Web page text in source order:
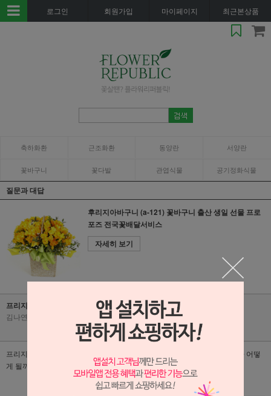
로그인 회원가입 마이페이지 최근본상품
축하화환 근조화환 동양란 서양란
꽃바구니 꽃다발 관엽식물 공기정화식물
질문과 대답
후리지아바구니 (a-121) 꽃바구니 출산 생일 선물 프로
포즈 전국꽃배달서비스
자세히 보기
프리지아 꽃바구니 배달 가능할까요?
김나연 조회수 121
프리지아 꽃바구니 1월19일 수영구 그림전시회 배달가능한가요? 싸이즈가 어떻
게 될까요?